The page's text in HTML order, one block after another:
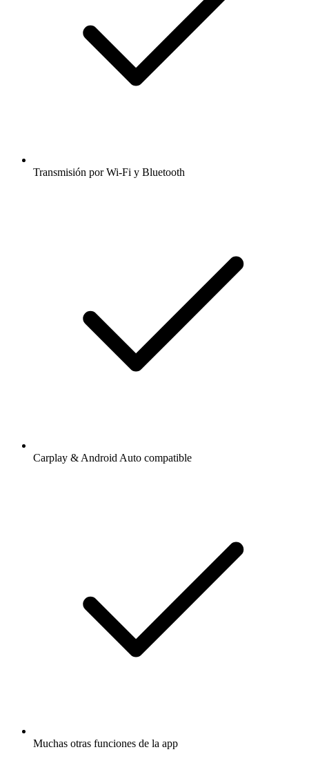
Transmisión por Wi-Fi y Bluetooth
Carplay & Android Auto compatible
Muchas otras funciones de la app